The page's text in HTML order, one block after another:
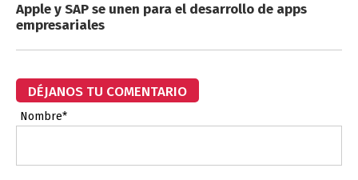
Apple y SAP se unen para el desarrollo de apps
empresariales
DÉJANOS TU COMENTARIO
Nombre*